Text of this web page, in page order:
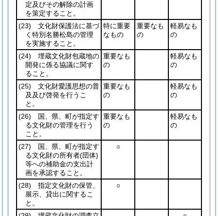
定及びその解除の計画
を策定すること。
(23) 文化財保護法に基づ
く特別名勝松島の管理
を実施すること。
特に重要
なもの
重要なも
の
軽易なも
の
(24) 埋蔵文化財包蔵地の
開発に係る協議に関す
ること。
重要なも
の
軽易なも
の
(25) 文化財愛護思想の普
及及び啓発を行うこ
と。
重要なも
の
軽易なも
の
(26) 国、県、町が指定す
る文化財の管理を行う
こと。
重要なも
の
軽易なも
の
(27) 国、県、町が指定す
る文化財の所有者(団体)
等への補助金の支出計
画を承認すること。
○
(28) 指定文化財の保管、
展示、貸出に関するこ
と。
○